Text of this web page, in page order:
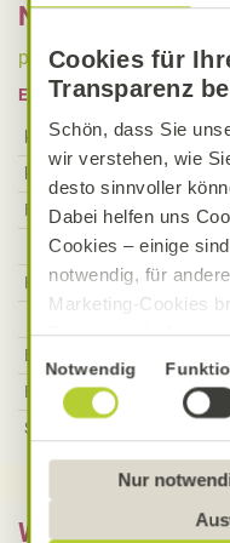
Cookies für
Transparenz
Schön, dass Sie
wir verstehen, wie
desto sinnvoller
Dabei helfen uns
Cookies – einige
notwendig, für
Marketing-Cookies
Das optimale
„Alle Cookies
umfasst in diesem
Dienstleistern in
Sofern
werden, besteht das
analysiert werden
Einwilligungsauswahl
Notwendig
Nur
Nährwerte
pro Portion pro 100 g
Einheit
kcal
kJ
Fett
Davon gesättigte
Kohlenhydrate
Ballaststoffe
Eiweiß
Salz
Was bedeutet